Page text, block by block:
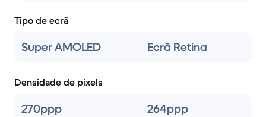
Tipo de ecrã
Super AMOLED Ecrã Retina
Densidade de pixels
270ppp 264ppp